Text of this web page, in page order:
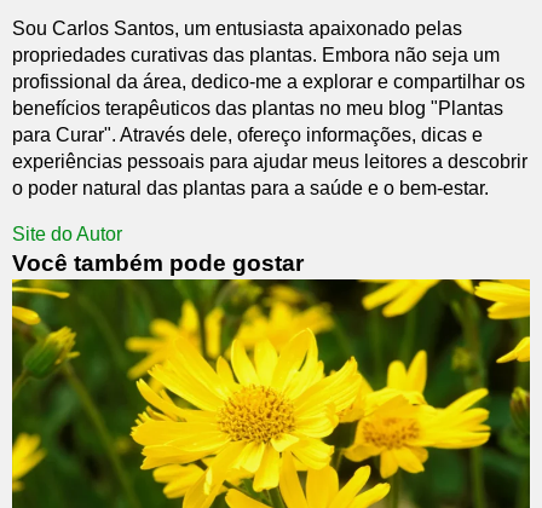
Sou Carlos Santos, um entusiasta apaixonado pelas
propriedades curativas das plantas. Embora não seja um
profissional da área, dedico-me a explorar e compartilhar os
benefícios terapêuticos das plantas no meu blog "Plantas
para Curar". Através dele, ofereço informações, dicas e
experiências pessoais para ajudar meus leitores a descobrir
o poder natural das plantas para a saúde e o bem-estar.
Site do Autor
Você também pode gostar